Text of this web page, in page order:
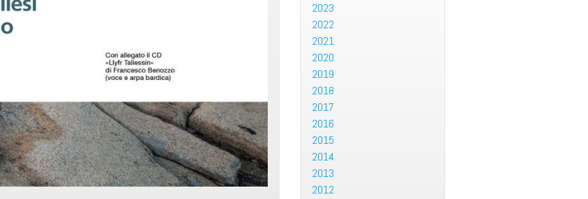
2023
2022
2021
2020
2019
2018
2017
2016
2015
2014
2013
2012